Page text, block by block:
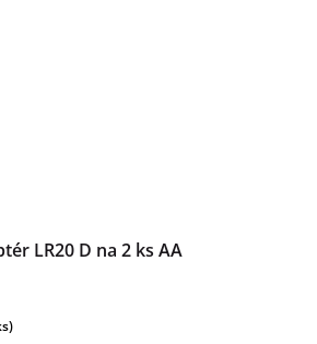
LR20 D na 2 ks AA